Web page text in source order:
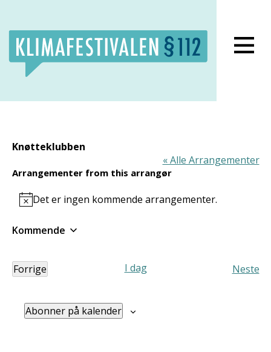
Lukk meny
Knøtteklubben
« Alle Arrangementer
Arrangementer from this arrangør
NoticeDet er ingen kommende arrangementer.
Kommende
Forrige
I dag
Neste
Abonner på kalender